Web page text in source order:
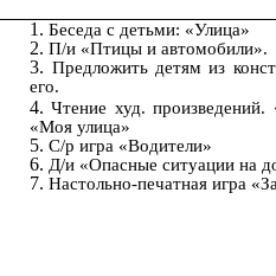
Беседа с детьми: «Улица»
П/и «Птицы и автомобили».
Предложить детям из
его.
Чтение худ. произведений.
«Моя улица»
С/р игра «Водители»
Д/и «Опасные ситуации на
Настольно-печатная игра